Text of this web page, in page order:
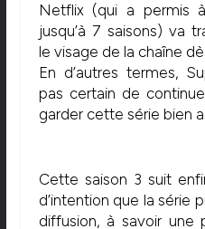
Netflix (qui a permis à
jusqu’à 7 saisons) va
le visage de la chaîne
En d’autres termes,
pas certain de
garder cette série bien
Cette saison 3 suit
d’intention que la série
diffusion, à savoir une